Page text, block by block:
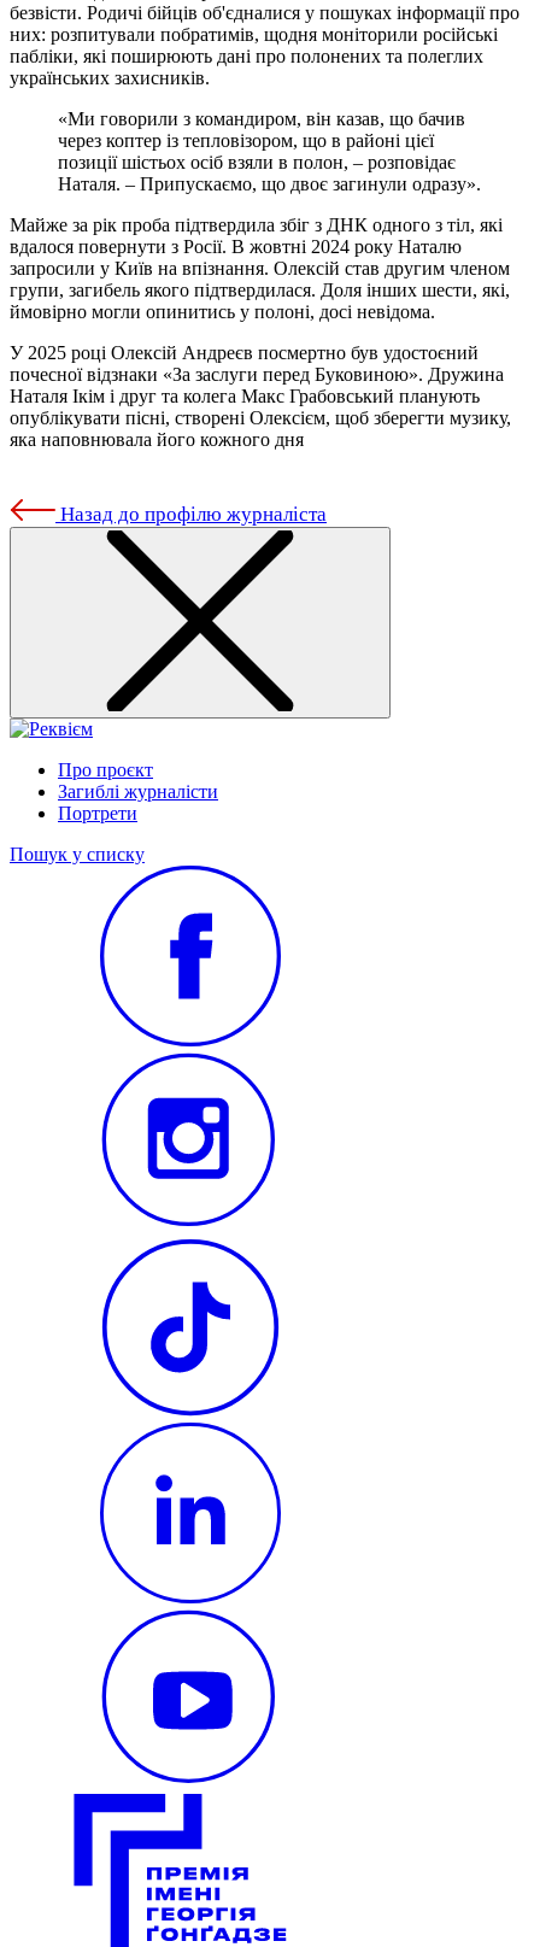
безвісти. Родичі бійців об'єдналися у пошуках інформації про
них: розпитували побратимів, щодня моніторили російські
пабліки, які поширюють дані про полонених та полеглих
українських захисників.
«Ми говорили з командиром, він казав, що бачив
через коптер із тепловізором, що в районі цієї
позиції шістьох осіб взяли в полон, – розповідає
Наталя. – Припускаємо, що двоє загинули одразу».
Майже за рік проба підтвердила збіг з ДНК одного з тіл, які
вдалося повернути з Росії. В жовтні 2024 року Наталю
запросили у Київ на впізнання. Олексій став другим членом
групи, загибель якого підтвердилася. Доля інших шести, які,
ймовірно могли опинитись у полоні, досі невідома.
У 2025 році Олексій Андреєв посмертно був удостоєний
почесної відзнаки «За заслуги перед Буковиною». Дружина
Наталя Ікім і друг та колега Макс Грабовський планують
опублікувати пісні, створені Олексієм, щоб зберегти музику,
яка наповнювала його кожного дня
Назад до профілю журналіста
Про проєкт
Загиблі журналісти
Портрети
Пошук у списку